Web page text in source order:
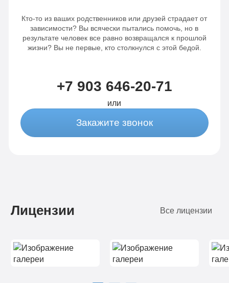
Кто-то из ваших родственников или друзей страдает от
зависимости? Вы всячески пытались помочь, но в
результате человек все равно возвращался к прошлой
жизни? Вы не первые, кто столкнулся с этой бедой.
+7 903 646-20-71
или
Закажите звонок
Лицензии Все лицензии